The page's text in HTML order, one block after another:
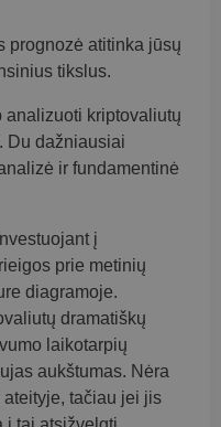
prognozė atitinka jūsų
tikslus.
analizuoti kriptovaliutų
Du dažniausiai
ir fundamentinė
į
prie metinių
diagramoje.
dramatiškų
laikotarpių
aukštumas. Nėra
tačiau jei jis